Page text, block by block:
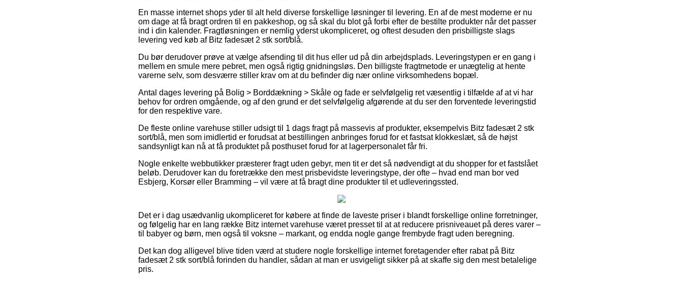
En masse internet shops yder til alt held diverse forskellige løsninger til levering. En af de mest moderne er nu
om dage at få bragt ordren til en pakkeshop, og så skal du blot gå forbi efter de bestilte produkter når det passer
ind i din kalender. Fragtløsningen er nemlig yderst ukompliceret, og oftest desuden den prisbilligste slags
levering ved køb af Bitz fadesæt 2 stk sort/blå.
Du bør derudover prøve at vælge afsending til dit hus eller ud på din arbejdsplads. Leveringstypen er en gang i
mellem en smule mere pebret, men også rigtig gnidningsløs. Den billigste fragtmetode er unægtelig at hente
varerne selv, som desværre stiller krav om at du befinder dig nær online virksomhedens bopæl.
Antal dages levering på Bolig > Borddækning > Skåle og fade er selvfølgelig ret væsentlig i tilfælde af at vi har
behov for ordren omgående, og af den grund er det selvfølgelig afgørende at du ser den forventede leveringstid
for den respektive vare.
De fleste online varehuse stiller udsigt til 1 dags fragt på massevis af produkter, eksempelvis Bitz fadesæt 2 stk
sort/blå, men som imidlertid er forudsat at bestillingen anbringes forud for et fastsat klokkeslæt, så de højst
sandsynligt kan nå at få produktet på posthuset forud for at lagerpersonalet får fri.
Nogle enkelte webbutikker præsterer fragt uden gebyr, men tit er det så nødvendigt at du shopper for et fastslået
beløb. Derudover kan du foretrække den mest prisbevidste leveringstype, der ofte – hvad end man bor ved
Esbjerg, Korsør eller Bramming – vil være at få bragt dine produkter til et udleveringssted.
Det er i dag usædvanlig ukompliceret for købere at finde de laveste priser i blandt forskellige online forretninger,
og følgelig har en lang række Bitz internet varehuse været presset til at at reducere prisniveauet på deres varer –
til babyer og børn, men også til voksne – markant, og endda nogle gange frembyde fragt uden beregning.
Det kan dog alligevel blive tiden værd at studere nogle forskellige internet foretagender efter rabat på Bitz
fadesæt 2 stk sort/blå forinden du handler, sådan at man er usvigeligt sikker på at skaffe sig den mest betalelige
pris.